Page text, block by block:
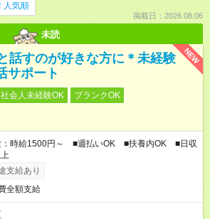
人気順
掲載日：2026.08.06
未読
NEW
話すのが好きな方に＊未経験
サポート
社会人未経験OK
ブランクOK
：時給1500円～ ■週払いOK ■扶養内OK ■日収
支給あり
全額支給